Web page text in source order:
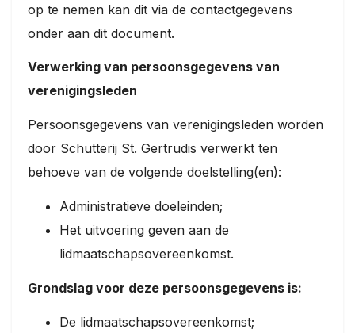
op te nemen kan dit via de contactgegevens
onder aan dit document.
Verwerking van persoonsgegevens van
verenigingsleden
Persoonsgegevens van verenigingsleden worden
door Schutterij St. Gertrudis verwerkt ten
behoeve van de volgende doelstelling(en):
Administratieve doeleinden;
Het uitvoering geven aan de
lidmaatschapsovereenkomst.
Grondslag voor deze persoonsgegevens is:
De lidmaatschapsovereenkomst;